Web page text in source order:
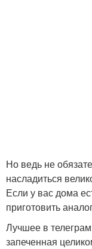
Курица в
горчичном
Но ведь не
насладиться
Если у вас дома
приготовить
Лучшее в
запеченная